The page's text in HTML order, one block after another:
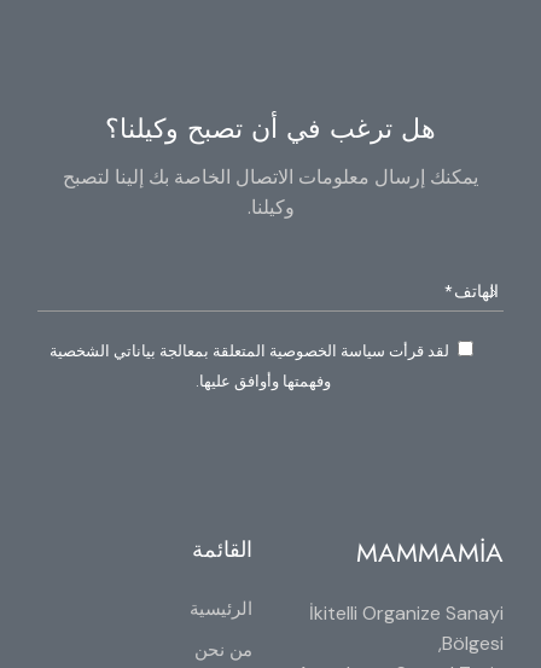
هل ترغب في أن تصبح وكيلنا؟
يمكنك إرسال معلومات الاتصال الخاصة بك إلينا لتصبح
وكيلنا.
لقد قرأت سياسة الخصوصية المتعلقة بمعالجة بياناتي الشخصية
وفهمتها وأوافق عليها.
MAMMAMİA
İkitelli Organize Sanayi
Bölgesi,
القائمة
الرئيسية
من نحن